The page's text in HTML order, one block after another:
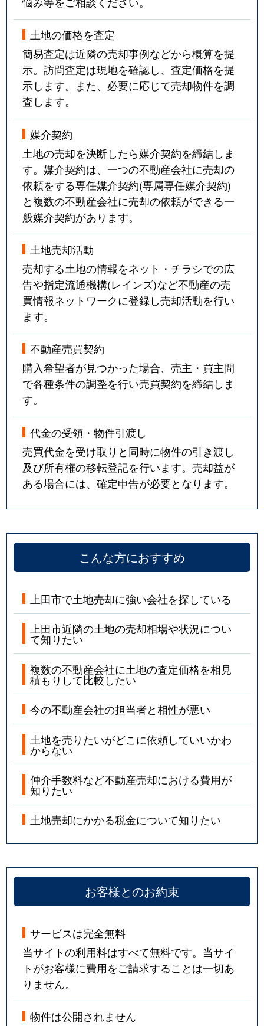
土地の価格を査定
簡易査定は近隣の売却事例などから概算を提
示。訪問査定は現地を確認し、査定価格を提
示します。また、必要に応じて売却物件を調
査します。
媒介契約
土地の売却を決断したら媒介契約を締結しま
す。媒介契約は、一つの不動産会社に売却の
依頼をする専任媒介契約(専属専任媒介契約)
と複数の不動産会社に売却の依頼ができる一
般媒介契約があります。
土地売却活動
売却する土地の情報をネット・チラシでの広
告や指定流通機構(レインズ)など不動産の売
買情報ネットワークに登録し売却活動を行い
ます。
不動産売買契約
購入希望者が見つかった場合、売主・買主間
で各種条件の調整を行い売買契約を締結しま
す。
代金の受領・物件引渡し
売買代金を受け取りと同時に物件の引き渡し
及び所有権の移転登記を行います。売却益が
ある場合には、確定申告が必要となります。
こんな方におすすめ
上田市で土地売却に強い会社を探している
上田市近隣の土地の売却相場や状況につい
て知りたい
複数の不動産会社に土地の査定価格を相見
積もりして比較したい
今の不動産会社の担当者と相性が悪い
土地を売りたいがどこに依頼していいかわ
からない
仲介手数料など不動産売却における費用が
知りたい
土地売却にかかる税金について知りたい
お客様とのお約束
サービスは完全無料
当サイトの利用料はすべて無料です。当サイ
トがお客様に費用をご請求することは一切あ
りません。
物件は公開されません